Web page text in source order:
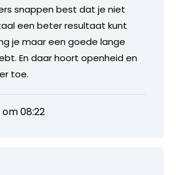
snappen best dat je niet
een beter resultaat kunt
je maar een goede lange
En daar hoort openheid en
toe.
om 08:22